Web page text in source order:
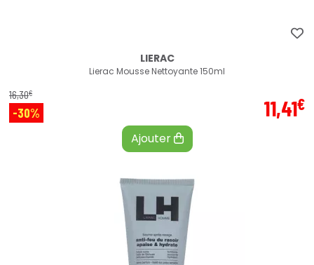
LIERAC
Lierac Mousse Nettoyante 150ml
16,30€
-30% 11,41€
Ajouter